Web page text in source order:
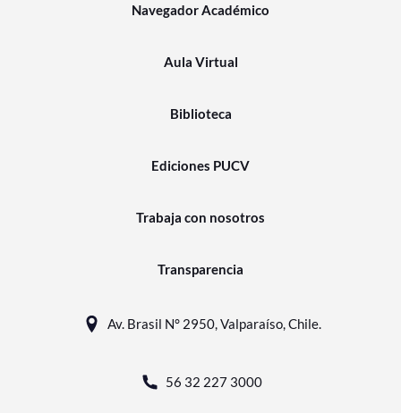
Navegador Académico
Aula Virtual
Biblioteca
Ediciones PUCV
Trabaja con nosotros
Transparencia
Av. Brasil N° 2950, Valparaíso, Chile.
56 32 227 3000